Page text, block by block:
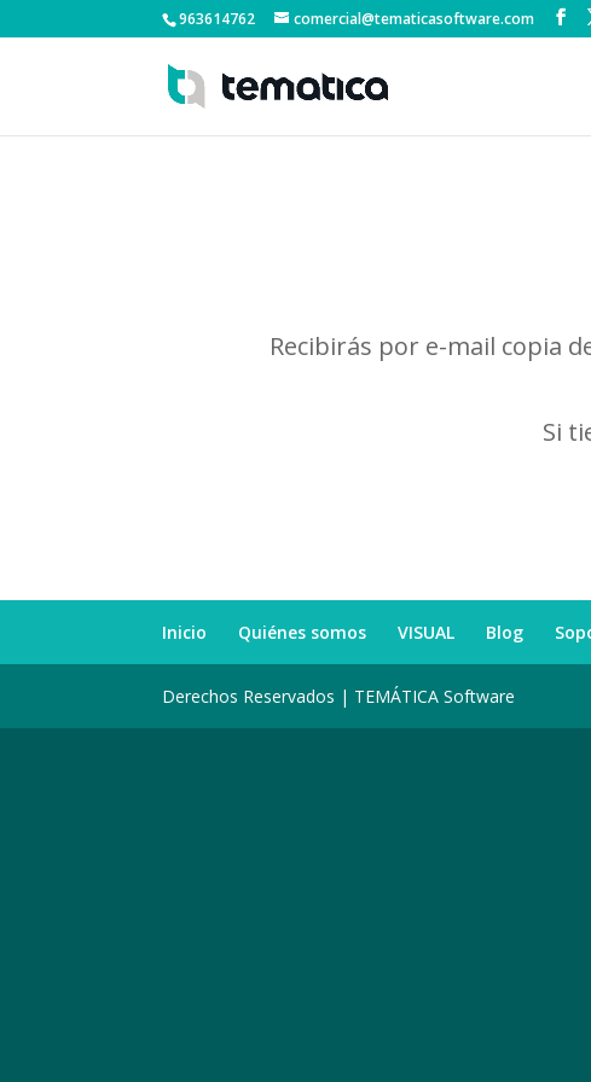
963614762 comercial@tematicasoftware.com
Recibirás por e-mail copia
Si
Inicio Quiénes somos VISUAL Blog
Derechos Reservados | TEMÁTICA Software